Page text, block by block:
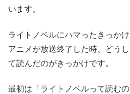
います。
ライトノベルにハマったきっか
アニメが放送終了した時、どう
て読んだのがきっかけです。
最初は「ライトノベルって読む